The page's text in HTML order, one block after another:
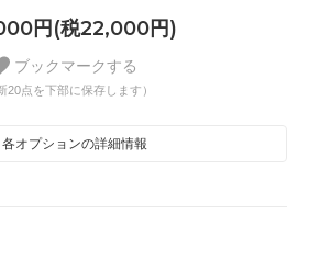
円(税22,000円)
ブックマークする
20点を下部に保存します）
各オプションの詳細情報
き出しウォールナット